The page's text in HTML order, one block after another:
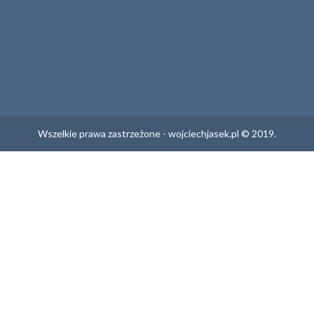
Wszelkie prawa zastrzeżone - wojciechjasek.pl © 2019.